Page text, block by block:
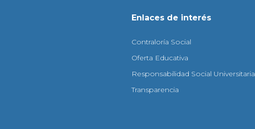
Enlaces de interés
Contraloría Social
Oferta Educativa
Responsabilidad Social Universitaria
Transparencia